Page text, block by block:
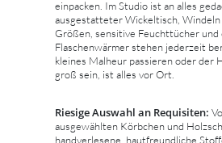
einpacken. Im Studio ist an alles
ausgestatteter Wickeltisch,
Größen, sensitive Feuchttücher und
Flaschenwärmer stehen jederzeit
kleines Malheur passieren oder der
groß sein, ist alles vor Ort.
Riesige Auswahl an Requisiten:
ausgewählten Körbchen und
handverlesene, hautfreundliche